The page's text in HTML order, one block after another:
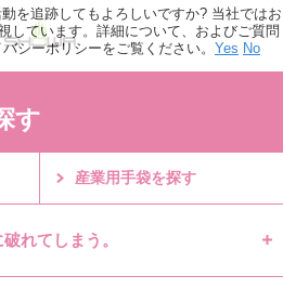
す
産業用手袋を探す
れてしまう。
を追跡してもよろしいですか? 当社ではお
しています。詳細について、およびご質問
シーポリシーをご覧ください。 Yes No